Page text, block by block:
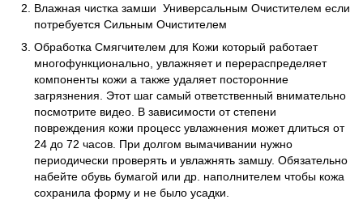
Влажная чистка замши Универсальным Очистителем если
потребуется Сильным Очистителем
Обработка Смягчителем для Кожи который работает
многофункционально, увлажняет и перераспределяет
компоненты кожи а также удаляет посторонние
загрязнения. Этот шаг самый ответственный внимательно
посмотрите видео. В зависимости от степени
повреждения кожи процесс увлажнения может длиться от
24 до 72 часов. При долгом вымачивании нужно
периодически проверять и увлажнять замшу. Обязательно
набейте обувь бумагой или др. наполнителем чтобы кожа
сохранила форму и не было усадки.